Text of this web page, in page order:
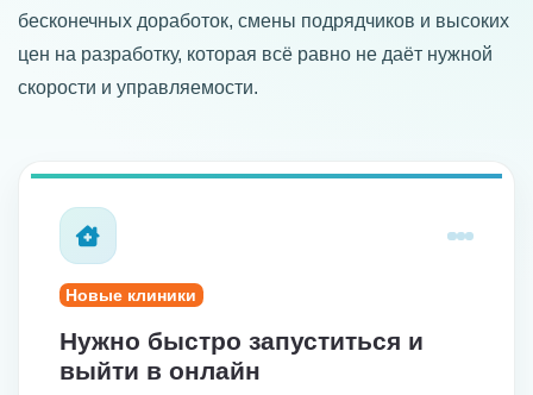
бесконечных доработок, смены подрядчиков и высоких
цен на разработку, которая всё равно не даёт нужной
скорости и управляемости.
Новые клиники
Нужно быстро запуститься и
выйти в онлайн